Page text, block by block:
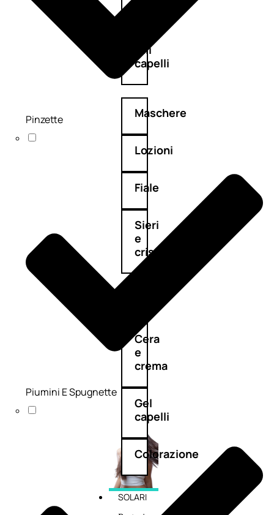
Olii
capelli
Maschere
Lozioni
Fiale
Sieri
e
cristalli
Cera
e
crema
Gel
capelli
Colorazione
SOLARI
Pinzette
Piumini E Spugnette